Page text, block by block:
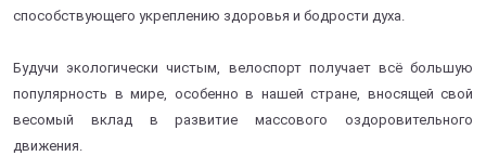
способствующего укреплению здоровья и бодрости духа.
Будучи экологически чистым, велоспорт получает всё большую
популярность в мире, особенно в нашей стране, вносящей свой
весомый вклад в развитие массового оздоровительного
движения.